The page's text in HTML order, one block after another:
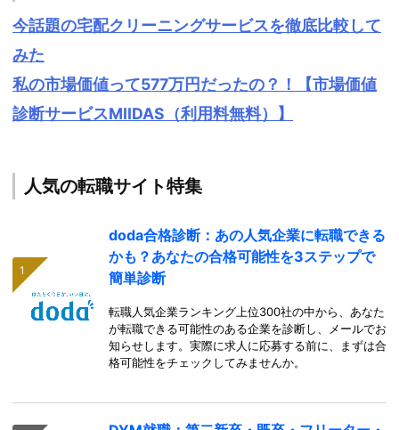
今話題の宅配クリーニングサービスを徹底比較して
みた
私の市場価値って577万円だったの？！【市場価値
診断サービスMIIDAS（利用料無料）】
人気の転職サイト特集
doda合格診断：あの人気企業に転職できる
かも？あなたの合格可能性を3ステップで
簡単診断
転職人気企業ランキング上位300社の中から、あなた
が転職できる可能性のある企業を診断し、メールでお
知らせします。実際に求人に応募する前に、まずは合
格可能性をチェックしてみませんか。